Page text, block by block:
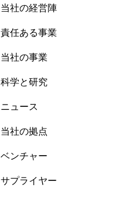
当社の経営陣
責任ある事業
当社の事業
科学と研究
ニュース
当社の拠点
ベンチャー
サプライヤー